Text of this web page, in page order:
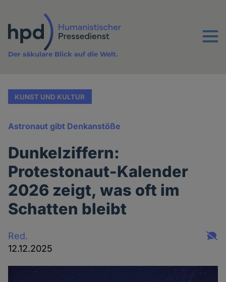
Inhalt
Menu
Der säkulare Blick auf die Welt.
KUNST UND KULTUR
Astronaut gibt Denkanstöße
Dunkelziffern:
Protestonaut-Kalender
2026 zeigt, was oft im
Schatten bleibt
Red.
12.12.2025